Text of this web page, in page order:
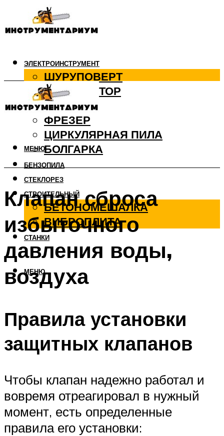
ЭЛЕКТРОИНСТРУМЕНТ
ШУРУПОВЕРТ
ПЕРФОРАТОР
ДРЕЛЬ
ФРЕЗЕР
ЦИРКУЛЯРНАЯ ПИЛА
БОЛГАРКА
БЕНЗОПИЛА
СТЕКЛОРЕЗ
СТРОИТЕЛЬНЫЙ
БЕТОНОМЕШАЛКА
ВИБРОПЛИТА
СТАНКИ
МЕНЮ
МЕНЮ
Клапан сброса
избыточного
давления воды,
воздуха
Правила установки
защитных клапанов
Чтобы клапан надежно работал и
вовремя отреагировал в нужный
момент, есть определенные
правила его установки: